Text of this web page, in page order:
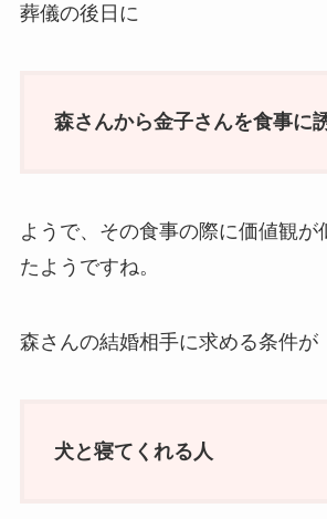
葬儀の後日に
森さんから金子さんを食事に
ようで、その食事の際に価値観が
たようですね。
森さんの結婚相手に求める条件が
犬と寝てくれる人